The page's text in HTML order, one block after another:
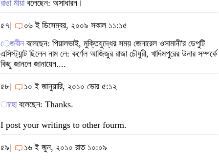
রাঙা মীয়াবলেছেন: অসাধারন।
৫৭|
০৬ ই ডিসেম্বর, ২০০৯ সকাল ১১:১৫
েজবীন বলেছেন: পিয়ালভাই, মুক্তিযুদ্ধের সময় জেনারেল ওসামানী'র ডেপুটি
এসিস্ট্যান্ট ছিলেন নাম লে: কর্ণেল আজিজুর রাজা চৌধুরী, খাদিমপুরের উনার সম্পর্কে
কিছু জানলে জানায়েন....
৫৮|
১০ ই জানুয়ারি, ২০১০ ভোর ৫:১২
াহোবলেছেন: Thanks.
I post your writings to other fourm.
৫৯|
১৬ ই জুন, ২০১০ রাত ১০:০৯